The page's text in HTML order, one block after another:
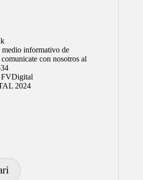
medio informativo de
con nosotros al
FVDigital
2024